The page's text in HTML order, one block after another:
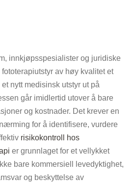
innkjøpsspesialister og juridiske
av høy kvalitet et
nytt medisinsk utstyr ut på
går imidlertid utover å bare
og kostnader. Det krever en
for å identifisere, vurdere
risikokontroll hos
er grunnlaget for et vellykket
bare kommersiell levedyktighet,
og beskyttelse av